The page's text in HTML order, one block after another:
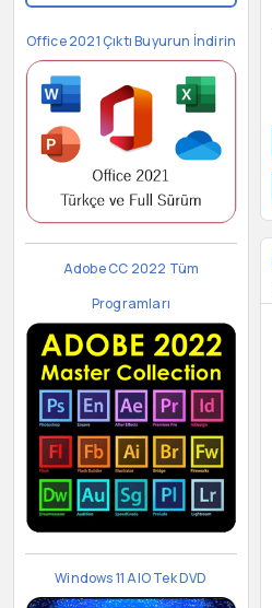
Office 2021 Çıktı Buyurun İndirin
Adobe CC 2022 Tüm
Programları
Windows 11 AIO Tek DVD